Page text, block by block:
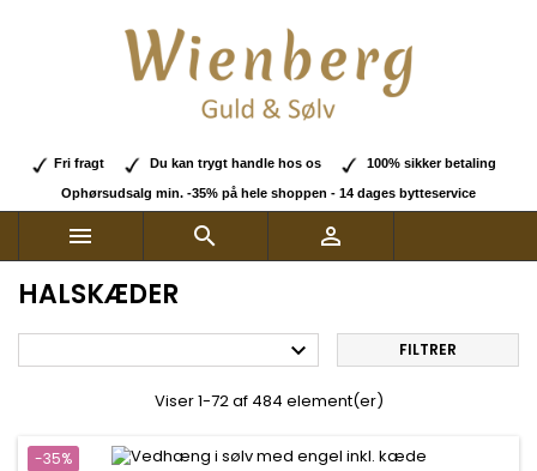
Fri fragt Du kan trygt handle hos os 100% sikker betaling
Ophørsudsalg min. -35% på hele shoppen - 14 dages bytteservice
  
HALSKÆDER
 FILTRER
Viser 1-72 af 484 element(er)
-35%